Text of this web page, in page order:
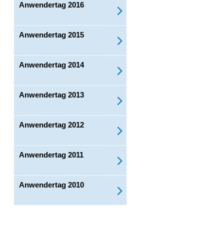
Anwendertag 2016
Anwendertag 2015
Anwendertag 2014
Anwendertag 2013
Anwendertag 2012
Anwendertag 2011
Anwendertag 2010